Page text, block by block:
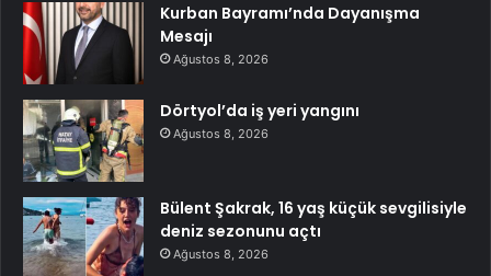
Kurban Bayramı’nda Dayanışma
Mesajı
Ağustos 8, 2026
Dörtyol’da iş yeri yangını
Ağustos 8, 2026
Bülent Şakrak, 16 yaş küçük sevgilisiyle
deniz sezonunu açtı
Ağustos 8, 2026